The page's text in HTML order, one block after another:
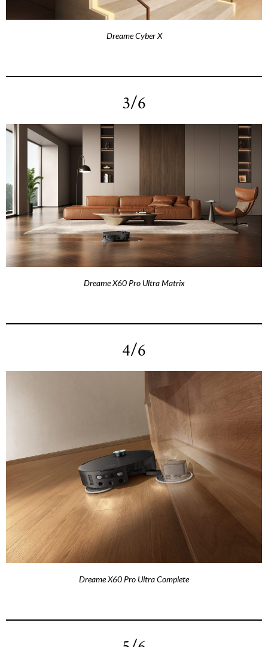
Dreame Cyber X
3/6
Dreame X60 Pro Ultra Matrix
4/6
Dreame X60 Pro Ultra Complete